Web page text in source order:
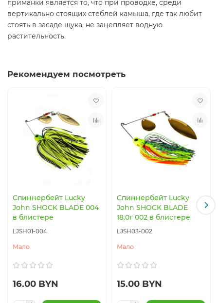
приманки является то, что при проводке, среди
вертикально стоящих стеблей камыша, где так любит
стоять в засаде щука, не зацепляет водную
растительность.
Рекомендуем посмотреть
Спиннербейт Lucky
John SHOCK BLADE 004
в блистере
LJSH01-004
Мало
16.00 BYN
Спиннербейт Lucky
John SHOCK BLADE
18.0г 002 в блистере
LJSH03-002
Мало
15.00 BYN